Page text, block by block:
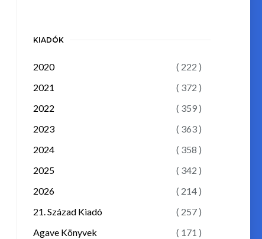
KIADÓK
2020
( 222 )
2021
( 372 )
2022
( 359 )
2023
( 363 )
2024
( 358 )
2025
( 342 )
2026
( 214 )
21. Század Kiadó
( 257 )
Agave Könyvek
( 171 )